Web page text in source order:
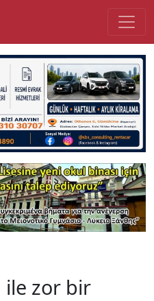
ile zor bir